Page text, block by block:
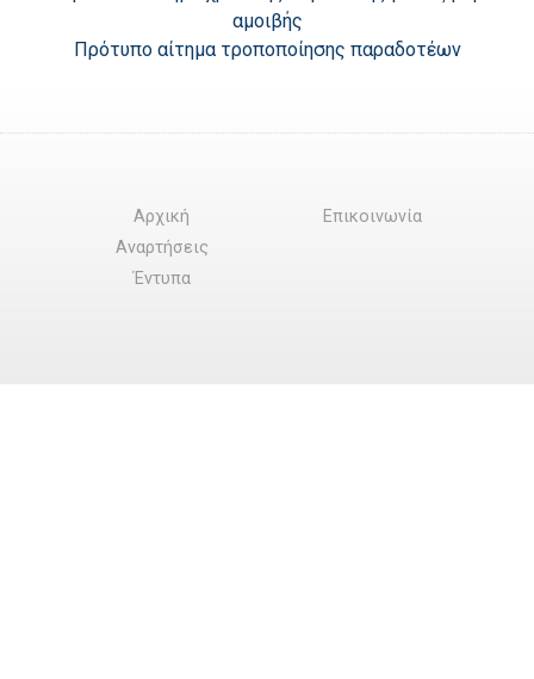
αμοιβής
Πρότυπο αίτημα τροποποίησης παραδοτέων
Αρχική
Αναρτήσεις
Έντυπα
Επικοινωνία